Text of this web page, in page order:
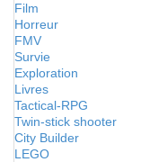
Film
Horreur
FMV
Survie
Exploration
Livres
Tactical-RPG
Twin-stick shooter
City Builder
LEGO